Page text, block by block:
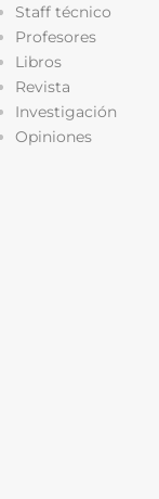
Staff técnico
Profesores
Libros
Revista
Investigación
Opiniones